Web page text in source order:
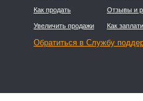
Как продать
Увеличить продажи
Отзывы и
Как
Обратиться в Службу